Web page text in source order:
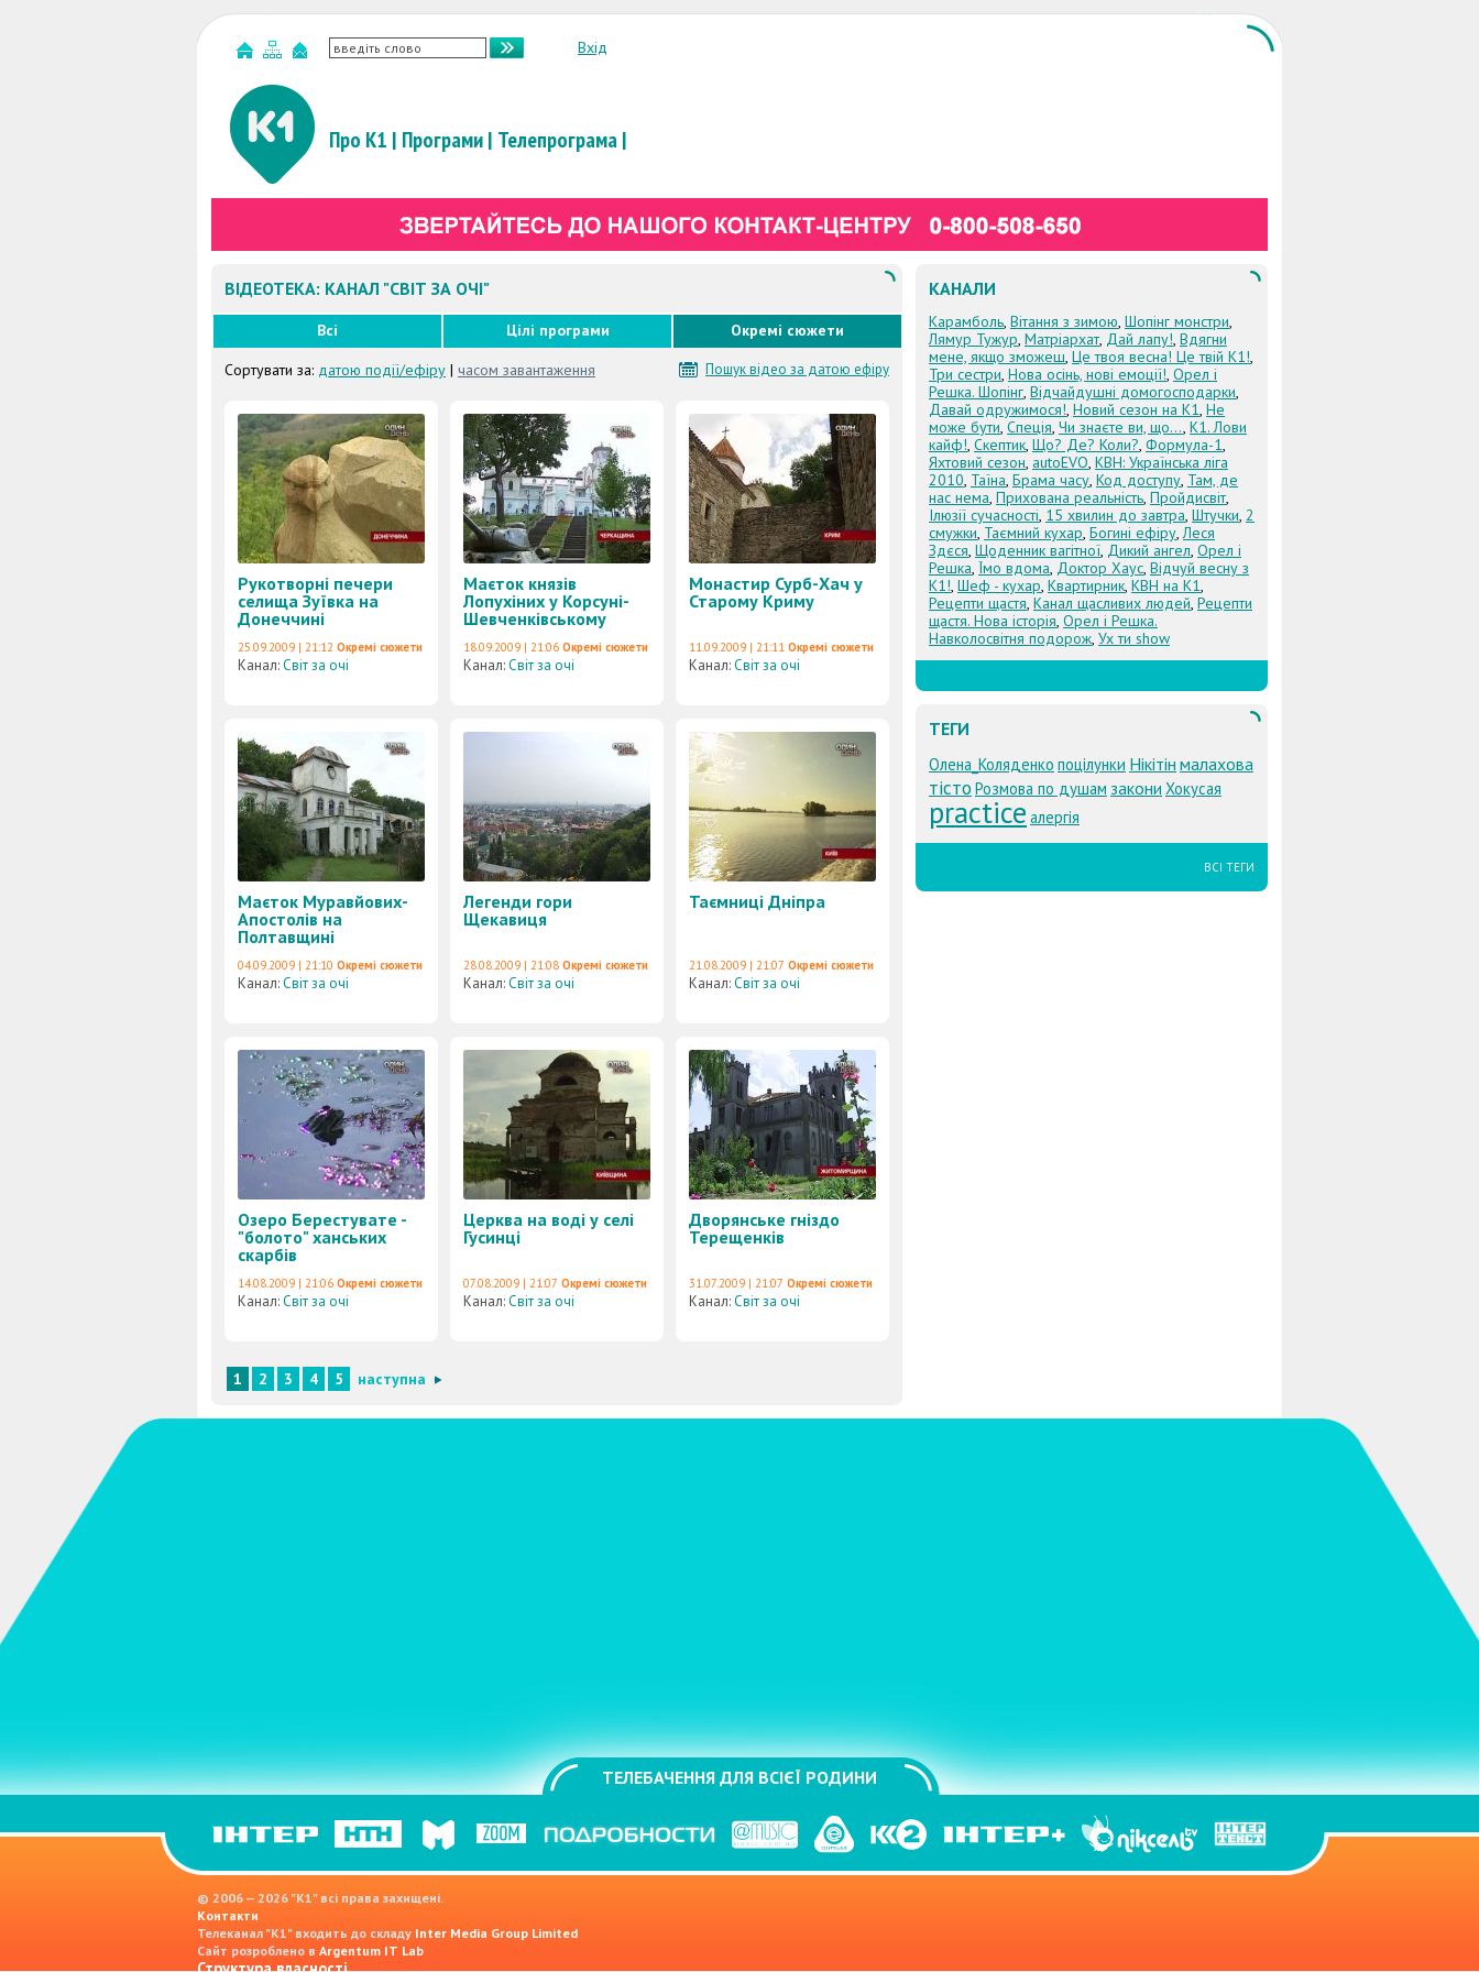
Вхід
Про К1 | Програми| Телепрограма|
ВІДЕОТЕКА: КАНАЛ "СВІТ ЗА ОЧІ"
Всі Цілі програми Окремі сюжети
Пошук відео за датою ефіру
Сортувати за: датою події/ефіру | часом завантаження
Рукотворні печери
селища Зуївка на
Донеччині
25.09.2009 | 21:12 Окремі сюжети
Канал:Світ за очі
Маєток князів
Лопухіних у Корсуні-
Шевченківському
18.09.2009 | 21:06 Окремі сюжети
Канал:Світ за очі
Монастир Сурб-Хач у
Старому Криму
11.09.2009 | 21:11 Окремі сюжети
Канал:Світ за очі
Маєток Муравйових-
Апостолів на
Полтавщині
04.09.2009 | 21:10 Окремі сюжети
Канал:Світ за очі
Легенди гори
Щекавиця
28.08.2009 | 21:08 Окремі сюжети
Канал:Світ за очі
Таємниці Дніпра
21.08.2009 | 21:07 Окремі сюжети
Канал:Світ за очі
Озеро Берестувате -
"болото" ханських
скарбів
14.08.2009 | 21:06 Окремі сюжети
Канал:Світ за очі
Церква на воді у селі
Гусинці
07.08.2009 | 21:07 Окремі сюжети
Канал:Світ за очі
Дворянське гніздо
Терещенків
31.07.2009 | 21:07 Окремі сюжети
Канал:Світ за очі
1 2 3 4 5 наступна
КАНАЛИ
Карамболь, Вітання з зимою, Шопінг монстри,
Лямур Тужур, Матріархат, Дай лапу!, Вдягни
мене, якщо зможеш, Це твоя весна! Це твій К1!,
Три сестри, Нова осінь, нові емоції!, Орел і
Решка. Шопінг, Відчайдушні домогосподарки,
Давай одружимося!, Новий сезон на К1, Не
може бути, Спеція, Чи знаєте ви, що..., К1. Лови
кайф!, Скептик, Що? Де? Коли?, Формула-1,
Яхтовий сезон, autoEVO, КВН: Українська ліга
2010, Таїна, Брама часу, Код доступу, Там, де
нас нема, Прихована реальність, Пройдисвіт,
Ілюзії сучасності, 15 хвилин до завтра, Штучки, 2
смужки, Таємний кухар, Богині ефіру,Леся
Здєся, Щоденник вагітної, Дикий ангел, Орел і
Решка, Їмо вдома, Доктор Хаус, Відчуй весну з
К1!, Шеф - кухар, Квартирник, КВН на К1,
Рецепти щастя, Канал щасливих людей, Рецепти
щастя. Нова історія, Орел і Решка.
Навколосвітня подорож, Ух ти show
ТЕГИ
Олена_Коляденко поцілунки Нікітін малахова
тістоРозмова по душам закони Хокусая
practice алергія
ВСІ ТЕГИ
ТЕЛЕБАЧЕННЯ ДЛЯ ВСІЄЇ РОДИНИ
© 2006 — 2026 "K1" всі права захищені.
Контакти
Телеканал "К1" входить до складу Inter Media Group Limited
Сайт розроблено в Argentum IT Lab